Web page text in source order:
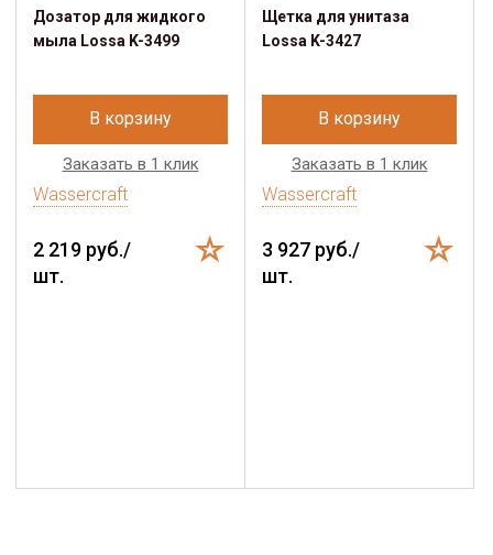
Дозатор для жидкого
мыла Lossa K-3499
В корзину
Заказать в 1 клик
Wassercraft
2 219 руб./
шт.
Щетка для унитаза
Lossa K-3427
В корзину
Заказать в 1 клик
Wassercraft
3 927 руб./
шт.